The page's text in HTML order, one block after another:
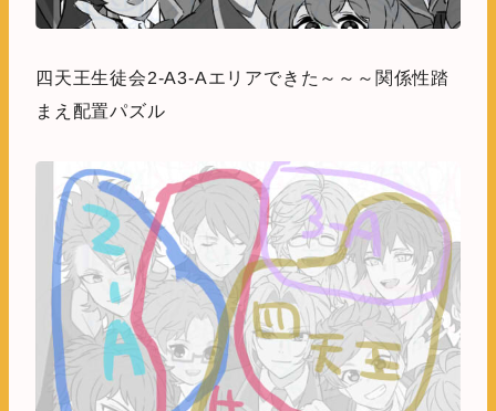
四天王生徒会2-A3-Aエリアできた～～～関係性踏
まえ配置パズル